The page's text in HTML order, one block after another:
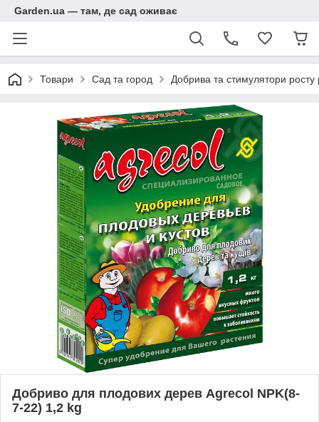
Garden.ua — там, де сад оживає
Товари Сад та город Добрива та стимулятори росту
Добриво для плодових дерев Agrecol NPK(8-
7-22) 1,2 kg